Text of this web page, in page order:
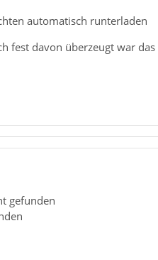
automatisch runterladen
fest davon überzeugt war
gefunden